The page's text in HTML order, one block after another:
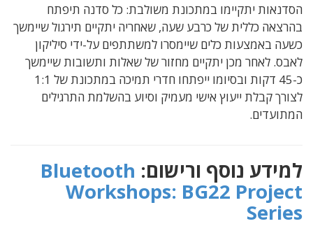
הסדנאות יתקיימו במתכונת משולבת: כל סדנה תיפתח
בהרצאה כללית של כרבע שעה, שאחריה יתקיים תירגול שיימשך
כשעה באמצעות כלים שיימסרו למשתתפים על-ידי סיליקון
לאבס. לאחר מכן יתקיים מחזור של שאלות ותשובות שיימשך
כ-45 דקות ובסיומו ייפתחו חדרי תמיכה במתכונת של 1:1
לצורך קבלת ייעוץ אישי מעמיק וסיוע בהשלמת התרגילים
המתועדים.
למידע נוסף ורישום: Bluetooth
Workshops: BG22 Project
Series